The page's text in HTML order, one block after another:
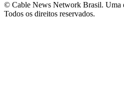
© Cable News Network Brasil.
Todos os direitos reservados.